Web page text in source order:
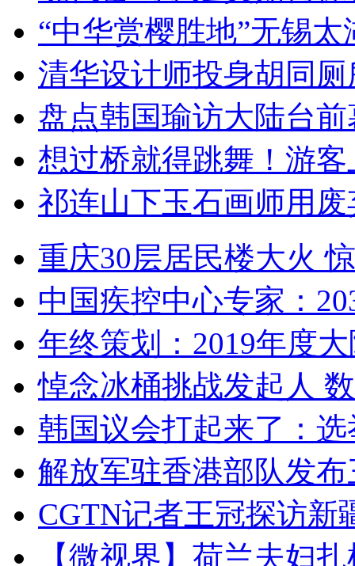
“中华赏樱胜地”无锡
清华设计师投身胡同
盘点韩国瑜访大陆台
想过桥就得跳舞！游客
祁连山下玉石画师用
重庆30层居民楼大火
中国疾控中心专家：
年终策划：2019年度
悼念冰桶挑战发起人
韩国议会打起来了：
解放军驻香港部队发
CGTN记者王冠探访新
【微视界】荷兰夫妇